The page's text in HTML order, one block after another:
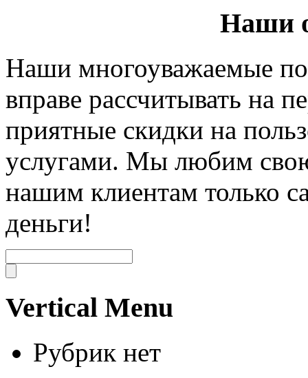
Наши
Наши многоуважаемые
вправе рассчитывать на
приятные скидки на
услугами. Мы любим
нашим клиентам только
деньги!
Vertical Menu
Рубрик нет